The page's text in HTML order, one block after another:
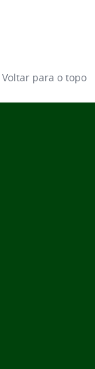
Voltar para o topo